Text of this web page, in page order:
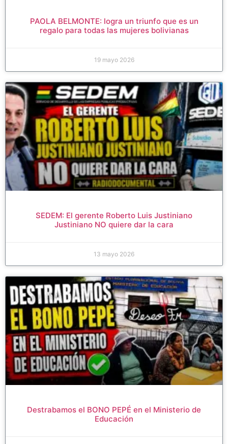
PAOLA BELMONTE: logra un triunfo que es un
regalo para todas las mujeres bolivianas
19 mayo 2026
SEDEM: El gerente Roberto Luis Justiniano
Justiniano NO quiere dar la cara
13 mayo 2026
Destrabamos el BONO PEPÉ en el Ministerio de
Educación